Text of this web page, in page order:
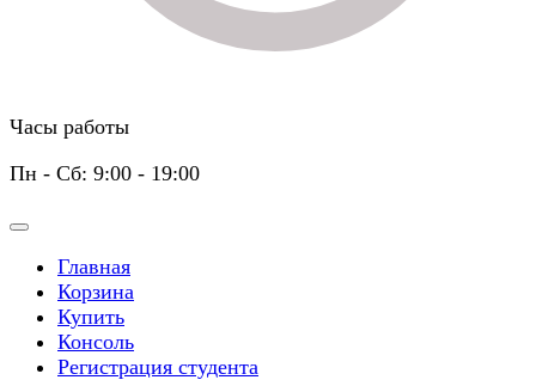
Часы работы
Пн - Сб: 9:00 - 19:00
Главная
Корзина
Купить
Консоль
Регистрация студента